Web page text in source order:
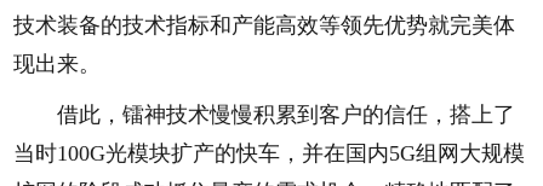
技术装备的技术指标和产能高效等领先优势就完美体
现出来。
借此，镭神技术慢慢积累到客户的信任，搭上了
当时100G光模块扩产的快车，并在国内5G组网大规模